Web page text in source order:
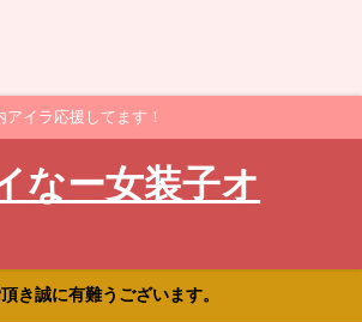
イラ応援してます！
なー女装子オ
き誠に有難うございます。